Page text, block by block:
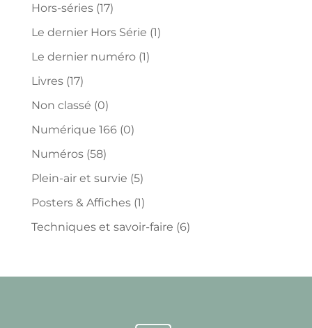
Hors-séries (17)
Le dernier Hors Série (1)
Le dernier numéro (1)
Livres (17)
Non classé (0)
Numérique 166 (0)
Numéros (58)
Plein-air et survie (5)
Posters & Affiches (1)
Techniques et savoir-faire (6)